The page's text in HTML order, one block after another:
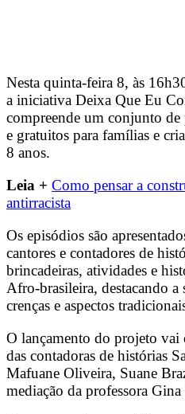
Nesta quinta-feira 8, às
a iniciativa Deixa Que Eu
compreende um conjunto
e gratuitos para famílias e
8 anos.
Leia + Como pensar a
antirracista
Os episódios são
cantores e contadores de
brincadeiras, atividades e
Afro-brasileira, destacando a
crenças e aspectos
O lançamento do projeto vai
das contadoras de histórias
Mafuane Oliveira, Suane
mediação da professora